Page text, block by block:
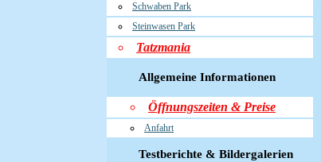
Schwaben Park
Steinwasen Park
Tatzmania
Allgemeine Informationen
Öffnungszeiten & Preise
Anfahrt
Testberichte & Bildergalerien